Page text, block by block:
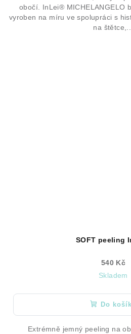
obočí. InLei® MICHELANGELO
vyroben na míru ve spolupráci s
na štětce,...
SOFT peeling
540 Kč
Skladem
Do
Extrémně jemný peeling na